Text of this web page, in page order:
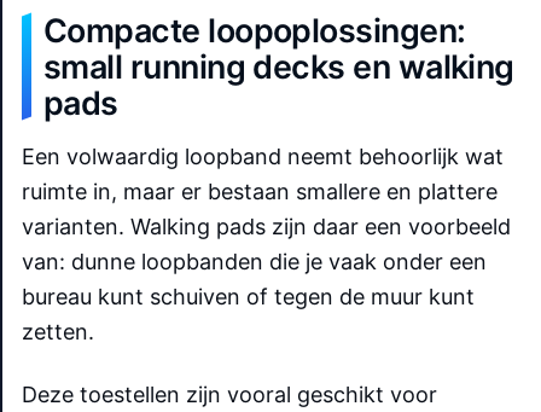
Compacte loopoplossingen:
small running decks en walking
pads
Een volwaardig loopband neemt behoorlijk wat
ruimte in, maar er bestaan smallere en plattere
varianten. Walking pads zijn daar een voorbeeld
van: dunne loopbanden die je vaak onder een
bureau kunt schuiven of tegen de muur kunt
zetten.
Deze toestellen zijn vooral geschikt voor